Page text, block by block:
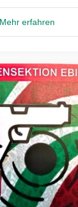
Mehr erfahren